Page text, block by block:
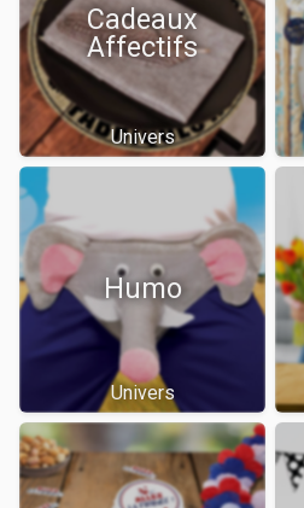
Cadeaux
Affectifs
Univers
Humo
Univers